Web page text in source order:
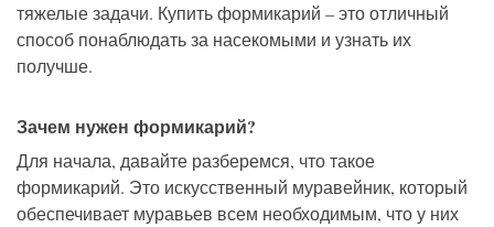
тяжелые задачи. Купить формикарий – это отличный
способ понаблюдать за насекомыми и узнать их
получше.
Зачем нужен формикарий?
Для начала, давайте разберемся, что такое
формикарий. Это искусственный муравейник, который
обеспечивает муравьев всем необходимым, что у них